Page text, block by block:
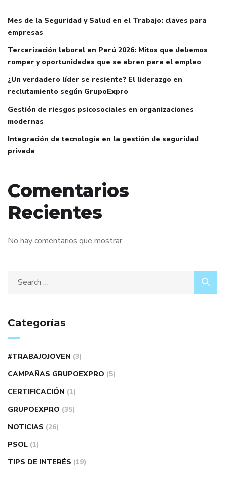
Mes de la Seguridad y Salud en el Trabajo: claves para
empresas
Tercerización laboral en Perú 2026: Mitos que debemos
romper y oportunidades que se abren para el empleo
¿Un verdadero líder se resiente? El liderazgo en
reclutamiento según GrupoExpro
Gestión de riesgos psicosociales en organizaciones
modernas
Integración de tecnología en la gestión de seguridad
privada
Comentarios
Recientes
No hay comentarios que mostrar.
Categorías
#TRABAJOJOVEN (3)
CAMPAÑAS GRUPOEXPRO (5)
CERTIFICACIÓN (1)
GRUPOEXPRO (35)
NOTICIAS (26)
PSOL (1)
TIPS DE INTERÉS (19)